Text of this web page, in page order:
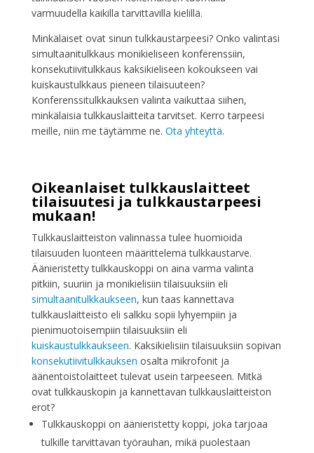
varmuudella kaikilla tarvittavilla kielillä.
Minkälaiset ovat sinun tulkkaustarpeesi? Onko valintasi
simultaanitulkkaus monikieliseen konferenssiin,
konsekutiivitulkkaus kaksikieliseen kokoukseen vai
kuiskaustulkkaus pieneen tilaisuuteen?
Konferenssitulkkauksen valinta vaikuttaa siihen,
minkälaisia tulkkauslaitteita tarvitset. Kerro tarpeesi
meille, niin me täytämme ne. Ota yhteyttä.
Oikeanlaiset tulkkauslaitteet
tilaisuutesi ja tulkkaustarpeesi
mukaan!
Tulkkauslaitteiston valinnassa tulee huomioida
tilaisuuden luonteen määrittelemä tulkkaustarve.
Äänieristetty tulkkauskoppi on aina varma valinta
pitkiin, suuriin ja monikielisiin tilaisuuksiin eli
simultaanitulkkaukseen, kun taas kannettava
tulkkauslaitteisto eli salkku sopii lyhyempiin ja
pienimuotoisempiin tilaisuuksiin eli
kuiskaustulkkaukseen. Kaksikielisiin tilaisuuksiin sopivan
konsekutiivitulkkauksen osalta mikrofonit ja
äänentoistolaitteet tulevat usein tarpeeseen. Mitkä
ovat tulkkauskopin ja kannettavan tulkkauslaitteiston
erot?
Tulkkauskoppi on äänieristetty koppi, joka tarjoaa
tulkille tarvittavan työrauhan, mikä puolestaan